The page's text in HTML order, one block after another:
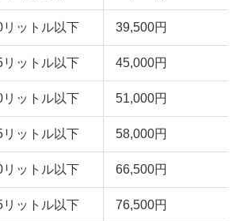
ットル以下 39,500円
ットル以下 45,000円
ットル以下 51,000円
ットル以下 58,000円
ットル以下 66,500円
ットル以下 76,500円